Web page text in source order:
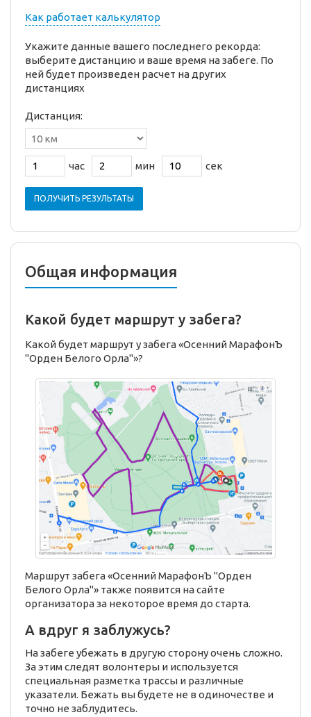
Как работает калькулятор
Укажите данные вашего последнего рекорда:
выберите дистанцию и ваше время на забеге. По
ней будет произведен расчет на других
дистанциях
Дистанция:
час мин сек
ПОЛУЧИТЬ РЕЗУЛЬТАТЫ
Общая информация
Какой будет маршрут у забега?
Какой будет маршрут у забега «Осенний МарафонЪ
"Орден Белого Орла"»?
Маршрут забега «Осенний МарафонЪ "Орден
Белого Орла"» также появится на сайте
организатора за некоторое время до старта.
А вдруг я заблужусь?
На забеге убежать в другую сторону очень сложно.
За этим следят волонтеры и используется
специальная разметка трассы и различные
указатели. Бежать вы будете не в одиночестве и
точно не заблудитесь.